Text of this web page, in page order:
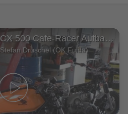
CX 500 Cafe-Racer Aufbau Wolfgang
Stefan Druschel (OK Fulda)